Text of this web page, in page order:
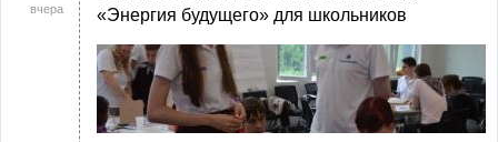
вчера
«Энергия будущего» для школьников